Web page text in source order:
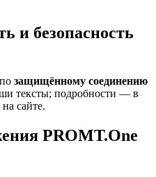
и безопасность
защищённому соединению
тексты; подробности — в
на сайте.
PROMT.One